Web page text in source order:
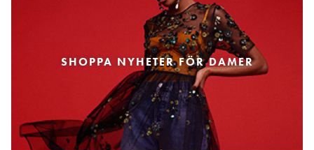
SHOPPA NYHETER FÖR DAMER